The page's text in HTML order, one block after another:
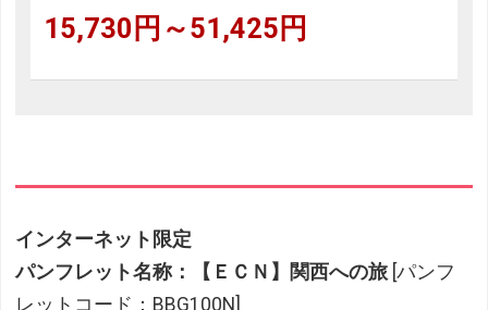
15,730円～51,425円
インターネット限定
パンフレット名称：【ＥＣＮ】関西への旅 [パンフ
レットコード：BBG100N]